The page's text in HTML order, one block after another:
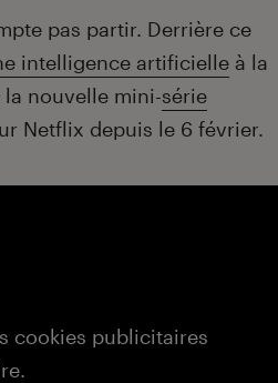
pas partir. Derrière ce
intelligence artificielle à la
nouvelle mini-série
Netflix depuis le 6 février.
cookies publicitaires